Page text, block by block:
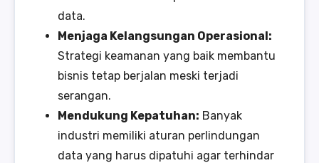
data.
Menjaga Kelangsungan Operasional:
Strategi keamanan yang baik membantu
bisnis tetap berjalan meski terjadi
serangan.
Mendukung Kepatuhan: Banyak
industri memiliki aturan perlindungan
data yang harus dipatuhi agar terhindar